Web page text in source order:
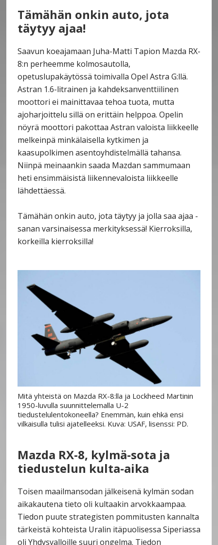
Tämähän onkin auto, jota
täytyy ajaa!
Saavun koeajamaan Juha-Matti Tapion Mazda RX-
8:n perheemme kolmosautolla,
opetuslupakäytössä toimivalla Opel Astra G:llä.
Astran 1.6-litrainen ja kahdeksanventtiilinen
moottori ei mainittavaa tehoa tuota, mutta
ajoharjoittelu sillä on erittäin helppoa. Opelin
nöyrä moottori pakottaa Astran valoista liikkeelle
melkeinpä minkälaisella kytkimen ja
kaasupolkimen asentoyhdistelmällä tahansa.
Niinpä meinaankin saada Mazdan sammumaan
heti ensimmäisistä liikennevaloista liikkeelle
lähdettäessä.
Tämähän onkin auto, jota täytyy ja jolla saa ajaa -
sanan varsinaisessa merkityksessä! Kierroksilla,
korkeilla kierroksilla!
Mitä yhteistä on Mazda RX-8:lla ja Lockheed Martinin
1950-luvulla suunnittelemalla U-2
tiedustelulentokoneella? Enemmän, kuin ehkä ensi
vilkaisulla tulisi ajatelleeksi. Kuva: USAF, lisenssi: PD.
Mazda RX-8, kylmä-sota ja
tiedustelun kulta-aika
Toisen maailmansodan jälkeisenä kylmän sodan
aikakautena tieto oli kultaakin arvokkaampaa.
Tiedon puute strategisten pommitusten kannalta
tärkeistä kohteista Uralin itäpuolisessa Siperiassa
oli Yhdysvalloille suuri ongelma. Tiedon